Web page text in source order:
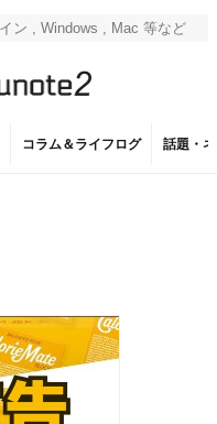
コラム＆ライフログ 話題・